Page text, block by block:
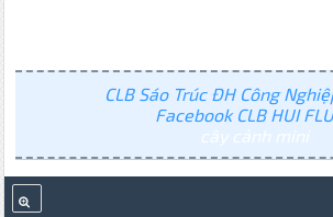
CLB Sáo Trúc ĐH Công
Facebook CLB HUI
cây cảnh mini